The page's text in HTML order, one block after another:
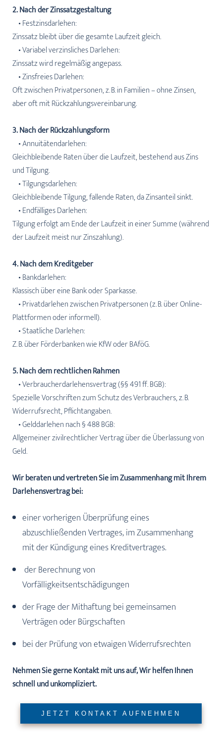
2. Nach der Zinssatzgestaltung
• Festzinsdarlehen:
Zinssatz bleibt über die gesamte Laufzeit gleich.
• Variabel verzinsliches Darlehen:
Zinssatz wird regelmäßig angepass.
• Zinsfreies Darlehen:
Oft zwischen Privatpersonen, z. B. in Familien – ohne Zinsen,
aber oft mit Rückzahlungsvereinbarung.
3. Nach der Rückzahlungsform
• Annuitätendarlehen:
Gleichbleibende Raten über die Laufzeit, bestehend aus Zins
und Tilgung.
• Tilgungsdarlehen:
Gleichbleibende Tilgung, fallende Raten, da Zinsanteil sinkt.
• Endfälliges Darlehen:
Tilgung erfolgt am Ende der Laufzeit in einer Summe (während
der Laufzeit meist nur Zinszahlung).
4. Nach dem Kreditgeber
• Bankdarlehen:
Klassisch über eine Bank oder Sparkasse.
• Privatdarlehen zwischen Privatpersonen (z. B. über Online-
Plattformen oder informell).
• Staatliche Darlehen:
Z. B. über Förderbanken wie KfW oder BAföG.
5. Nach dem rechtlichen Rahmen
• Verbraucherdarlehensvertrag (§§ 491 ff. BGB):
Spezielle Vorschriften zum Schutz des Verbrauchers, z. B.
Widerrufsrecht, Pflichtangaben.
• Gelddarlehen nach § 488 BGB:
Allgemeiner zivilrechtlicher Vertrag über die Überlassung von
Geld.
Wir beraten und vertreten Sie im Zusammenhang mit Ihrem
Darlehensvertrag bei:
einer vorherigen Überprüfung eines
abzuschließenden Vertrages, im Zusammenhang
mit der Kündigung eines Kreditvertrages.
der Berechnung von
Vorfälligkeitsentschädigungen
der Frage der Mithaftung bei gemeinsamen
Verträgen oder Bürgschaften
bei der Prüfung von etwaigen Widerrufsrechten
Nehmen Sie gerne Kontakt mit uns auf, Wir helfen Ihnen
schnell und unkompliziert.
JETZT KONTAKT AUFNEHMEN